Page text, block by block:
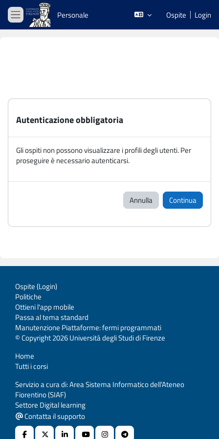
Vai al contenuto principale
Pannello laterale
Personale Ospite Login
Autenticazione obbligatoria
Gli ospiti non possono visualizzare i profili degli utenti. Per
proseguire è necessario autenticarsi.
Annulla Continua
Ospite (Login)
Politiche
Ottieni l'app mobile
Passa al tema standard
Manutenzione Piattaforme: fermi programmati
© Copyright 2026 Università degli Studi di Firenze
Home
Tutti i corsi
Servizio a cura di: Area Sistema Informatico dell’Ateneo
Fiorentino (SIAF)
Settore Digital learning
Contatta il supporto